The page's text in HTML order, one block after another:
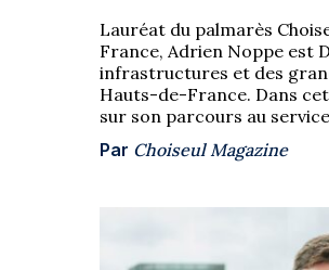
Lauréat du palmarès
France, Adrien Noppe est
infrastructures et des
Hauts-de-France. Dans
sur son parcours au service
Par Choiseul Magazine